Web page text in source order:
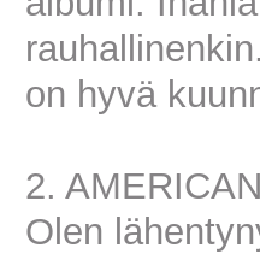
on hyvä
2.
Olen